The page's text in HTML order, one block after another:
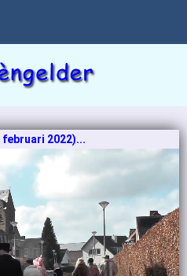
2022)...